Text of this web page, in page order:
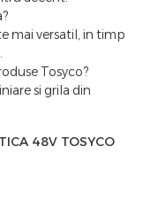
mai versatil, in timp
Tosyco?
si grila din
48V TOSYCO